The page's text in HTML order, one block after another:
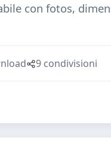
con fotos,
9 condivisioni